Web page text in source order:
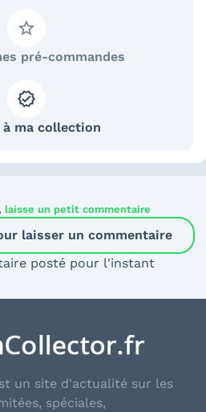
pré-commandes
ma collection
laisse un petit commentaire
laisser un commentaire
posté pour l'instant
un site d'actualité sur les
spéciales,